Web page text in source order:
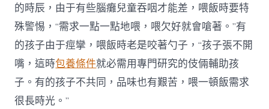
的時辰，由于有些腦癱兒童吞咽才能差，喂飯時要特
殊警惕，“需求一點一點地喂，喂欠好就會嗆著。”有
的孩子由于痙攣，喂飯時老是咬著勺子，“孩子張不開
嘴，這時包養條件就必需用專門研究的伎倆輔助孩
子。有的孩子不共同，品味也有艱苦，喂一頓飯需求
很長時光。”